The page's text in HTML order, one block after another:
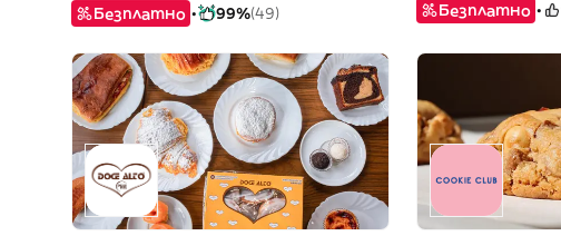
Безплатно 99%(49) Безплатно